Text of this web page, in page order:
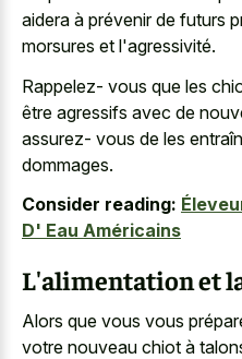
aidera à prévenir de futurs
morsures et l'agressivité.
Rappelez- vous que les
être agressifs avec de
assurez- vous de les
dommages.
Consider reading:
D' Eau Américains
L'alimentation et
Alors que vous vous
votre nouveau chiot à